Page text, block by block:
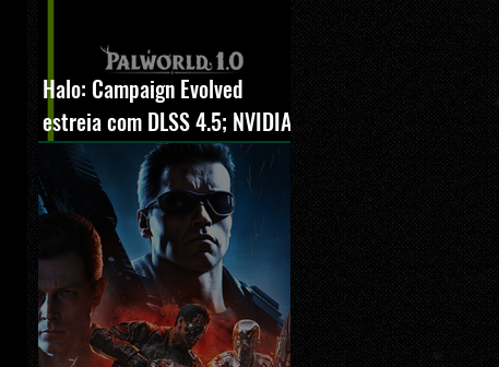
Halo: Campaign Evolved
estreia com DLSS 4.5; NVIDIA
lança novo GeForce Game
Ready Driver para grandes
lançamentos